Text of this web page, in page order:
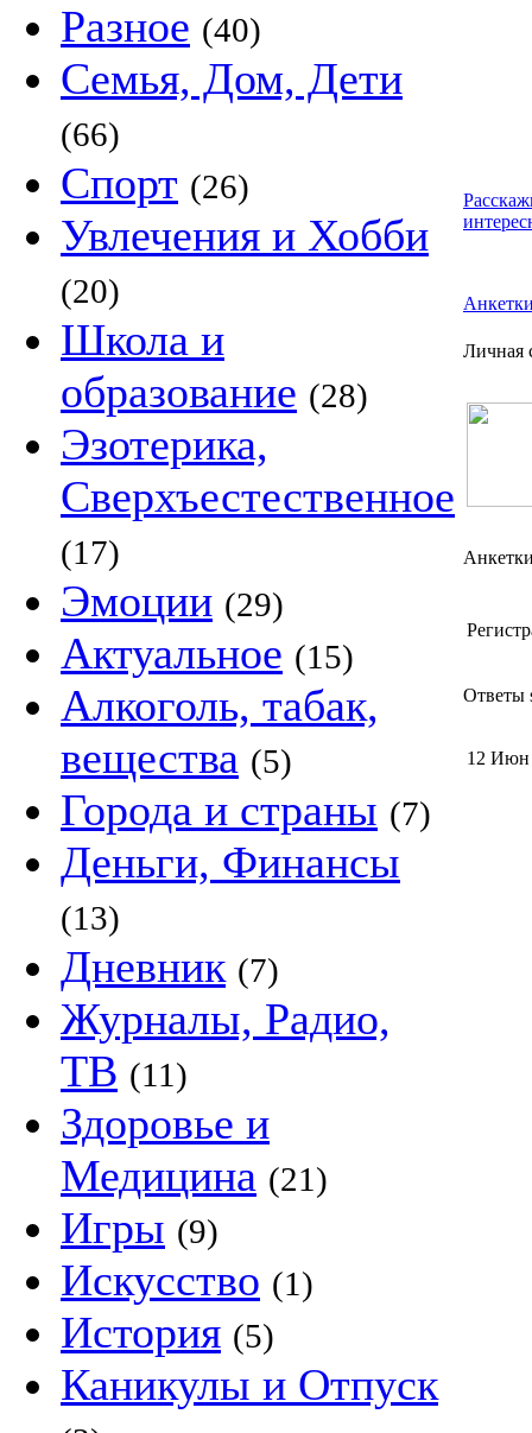
Разное (40)
Семья, Дом, Дети
(66)
Спорт (26)
Увлечения и Хобби
(20)
Школа и
образование (28)
Эзотерика,
Сверхъестественное
(17)
Эмоции (29)
Актуальное (15)
Алкоголь, табак,
вещества (5)
Города и страны (7)
Деньги, Финансы
(13)
Дневник (7)
Журналы, Радио,
ТВ (11)
Здоровье и
Медицина (21)
Игры (9)
Искусство (1)
История (5)
Каникулы и Отпуск
Личная
Ответы
12